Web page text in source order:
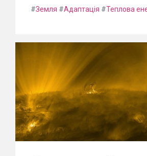
#Земля #Адаптація #Теплова